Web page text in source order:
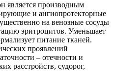
является производным
и ангиопротекторные
на венозные сосуды
эритроцитов. Уменьшает
питание тканей.
проявлений
– отечности и
расстройств, судорог,